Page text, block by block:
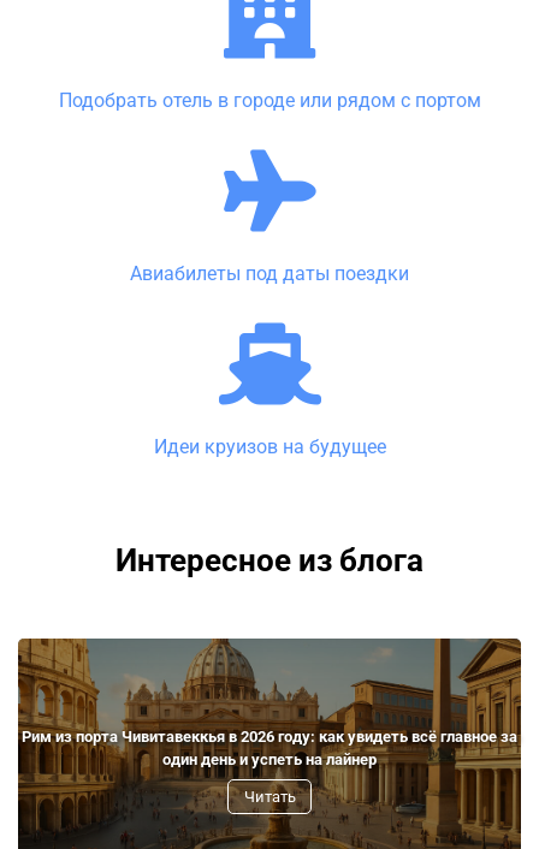
Подобрать отель в городе или рядом с портом
Авиабилеты под даты поездки
Идеи круизов на будущее
Интересное из блога
Рим из порта Чивитавеккья в 2026 году: как увидеть всё главное за
один день и успеть на лайнер
Читать